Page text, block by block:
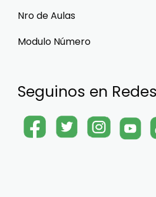
Nro de Aulas
Modulo Número
Seguinos en